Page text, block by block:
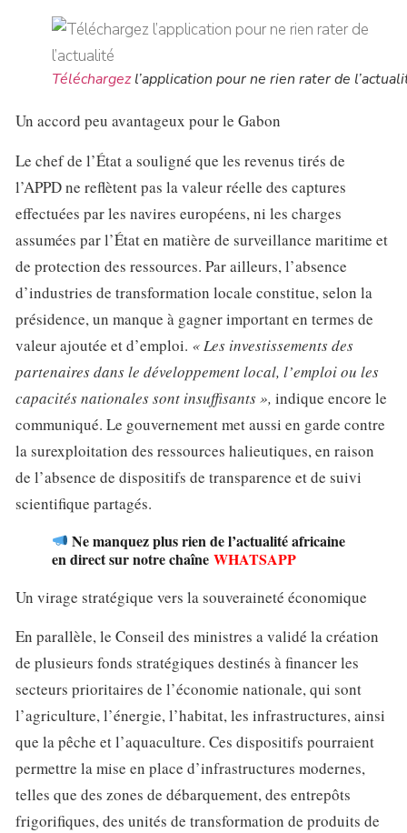
Téléchargezl’application pour ne rien rater de
Un accord peu avantageux pour le Gabon
Le chef de l’État a souligné que les revenus tirés de
l’APPD ne reflètent pas la valeur réelle des captures
effectuées par les navires européens, ni les charges
assumées par l’État en matière de surveillance maritime et
de protection des ressources. Par ailleurs, l’absence
d’industries de transformation locale constitue, selon la
présidence, un manque à gagner important en termes de
valeur ajoutée et d’emploi. « Les investissements des
partenaires dans le développement local, l’emploi ou les
capacités nationales sont insuffisants », indique encore le
communiqué. Le gouvernement met aussi en garde contre
la surexploitation des ressources halieutiques, en raison
de l’absence de dispositifs de transparence et de suivi
scientifique partagés.
Ne manquez plus rien de l’actualité africaine
en direct sur notre chaîne WHATSAPP
Un virage stratégique vers la souveraineté économique
En parallèle, le Conseil des ministres a validé la création
de plusieurs fonds stratégiques destinés à financer les
secteurs prioritaires de l’économie nationale, qui sont
l’agriculture, l’énergie, l’habitat, les infrastructures, ainsi
que la pêche et l’aquaculture. Ces dispositifs pourraient
permettre la mise en place d’infrastructures modernes,
telles que des zones de débarquement, des entrepôts
frigorifiques, des unités de transformation de produits de